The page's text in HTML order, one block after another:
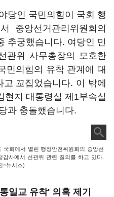
당인 국민의힘이 국회 행
중앙선거관리위원회의
추궁했습니다. 여당인 민
관위 사무총장의 모호한
민의힘의 유착 관계에 대
꼬집었습니다. 이 밖에
현지 대통령실 제1부속실
과 충돌했습니다.
회에서 열린 행정안전위원회의 중앙선
사에서 선관위 관련 질의를 하고 있다.
=뉴시스)
일교 유착' 의혹 제기